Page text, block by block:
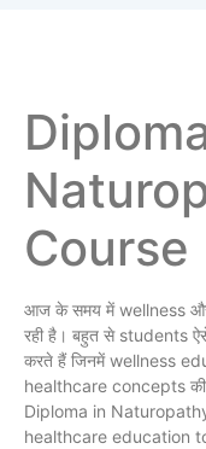
Course
आज के समय में wellness
रही है। बहुत से students
करते हैं जिनमें wellness
healthcare concepts
Diploma in
healthcare education